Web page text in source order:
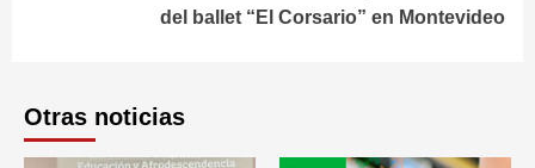
del ballet “El Corsario” en Montevideo
Otras noticias